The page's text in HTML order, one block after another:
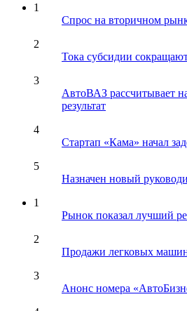
1
Спрос на вторичном
2
Тока субсидии
3
АвтоВАЗ рассчитывает
результат
4
Стартап «Кама» начал
5
Назначен новый
1
Рынок показал лучший
2
Продажи легковых
3
Анонс номера